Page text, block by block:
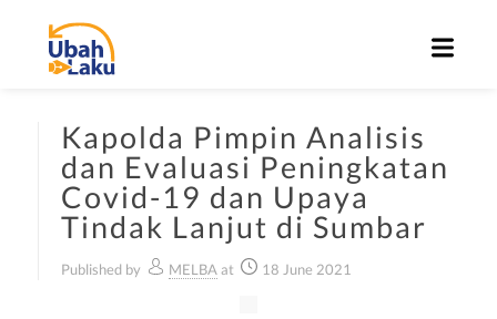
Kapolda Pimpin Analisis
dan Evaluasi Peningkatan
Covid-19 dan Upaya
Tindak Lanjut di Sumbar
Published by MELBA at 18 June 2021